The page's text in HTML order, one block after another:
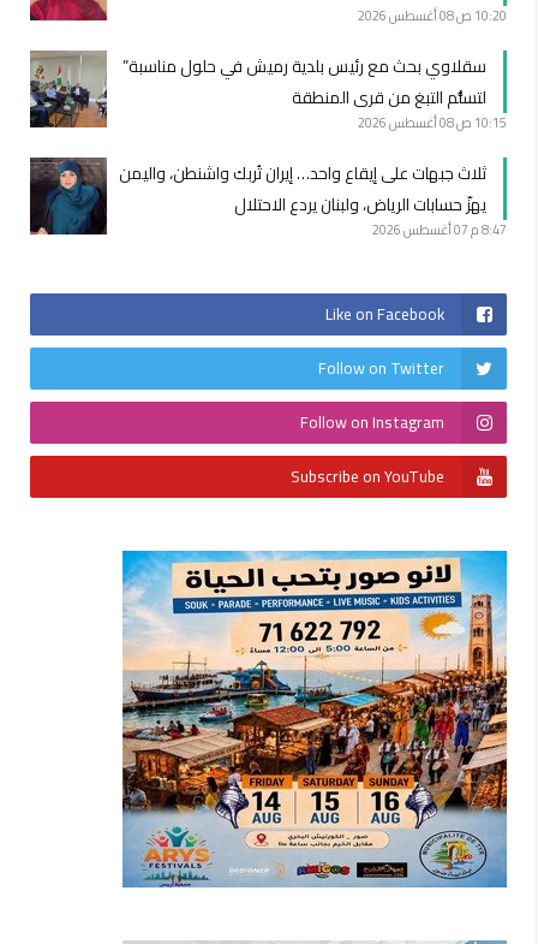
10:20 ص 08 أغسطس 2026
سقلاوي بحث مع رئيس بلدية رميش في حلول مناسبة”
لتسلُّم التبغ من قرى المنطقة
10:15 ص 08 أغسطس 2026
ثلاث جبهات على إيقاع واحد… إيران تُربك واشنطن، واليمن
يهزّ حسابات الرياض، ولبنان يردع الاحتلال
8:47 م 07 أغسطس 2026
Like on Facebook
Follow on Twitter
Follow on Instagram
Subscribe on YouTube